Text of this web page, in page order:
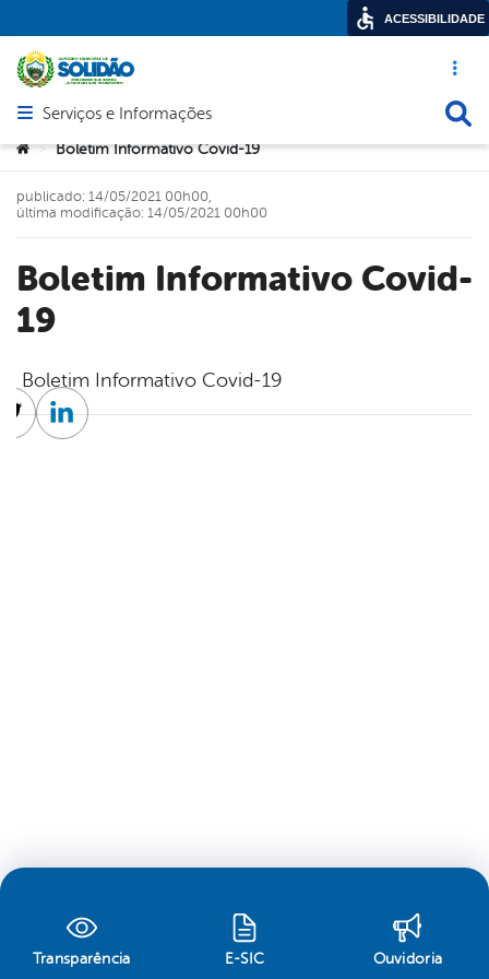
Acesso
Abrir menu principal de navegação
Serviços e Informações
Você está aqui:
> Boletim Informativo Covid-19
Boletim Informativo Covid-
19
publicado: 14/05/2021 00h00,
última modificação: 14/05/2021 00h00
Boletim Informativo Covid-19
TwitterLinkedin
Transparência E-SIC Ouvidoria
ACESSIBILIDADE